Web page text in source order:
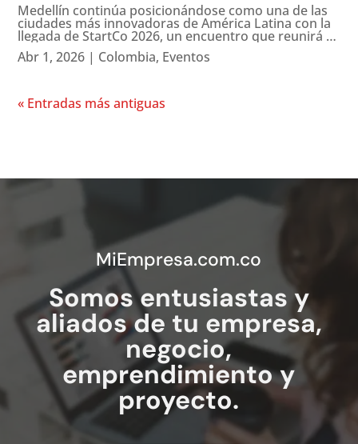
Abr 1, 2026 | Colombia, Eventos
Medellín continúa posicionándose como una de las
ciudades más innovadoras de América Latina con la
llegada de StartCo 2026, un encuentro que reunirá a
actores clave del ecosistema emprendedor y
tecnológico en la región. El evento se llevará a cabo
« Entradas más antiguas
MiEmpresa.com.co
Somos entusiastas y
aliados de tu empresa,
negocio,
emprendimiento y
proyecto.